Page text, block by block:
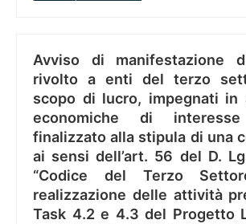
Avviso di manifestazione
rivolto a enti del terzo
scopo di lucro, impegnati in
economiche di interesse
finalizzato alla stipula di una
ai sensi dell’art. 56 del D.
“Codice del Terzo
realizzazione delle attività
Task 4.2 e 4.3 del Progetto